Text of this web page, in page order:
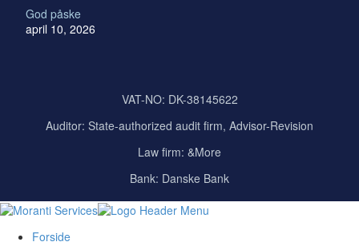
God påske
april 10, 2026
VAT-NO: DK-38145622
Auditor: State-authorized audit firm, Advisor-Revision
Law firm: &More
Bank: Danske Bank
Forside